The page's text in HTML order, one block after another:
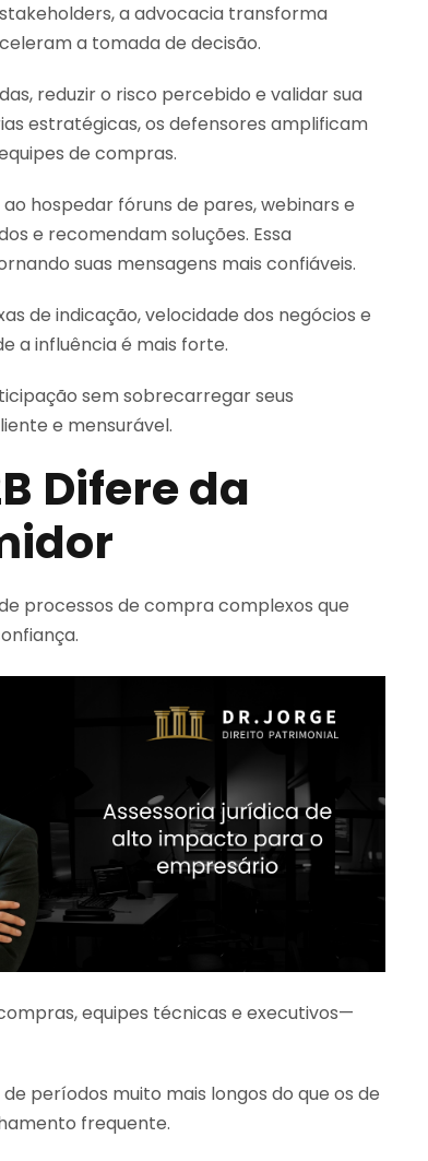
a advocacia transforma
a tomada de decisão.
reduzir o risco percebido e validar sua
estratégicas, os defensores amplificam
de compras.
hospedar fóruns de pares, webinars e
e recomendam soluções. Essa
suas mensagens mais confiáveis.
de indicação, velocidade dos negócios e
a influência é mais forte.
sem sobrecarregar seus
e mensurável.
Difere da
processos de compra complexos que
equipes técnicas e executivos—
períodos muito mais longos do que os de
frequente.